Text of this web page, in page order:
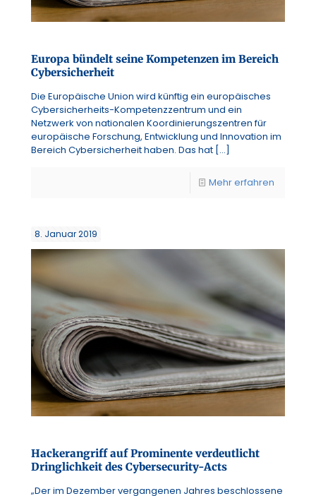
Europa bündelt seine Kompetenzen im Bereich
Cybersicherheit
Die Europäische Union wird künftig ein europäisches
Cybersicherheits-Kompetenzzentrum und ein
Netzwerk von nationalen Koordinierungszentren für
europäische Forschung, Entwicklung und Innovation im
Bereich Cybersicherheit haben. Das hat […]
Mehr erfahren
8. Januar 2019
Hackerangriff auf Prominente verdeutlicht
Dringlichkeit des Cybersecurity-Acts
„Der im Dezember vergangenen Jahres beschlossene